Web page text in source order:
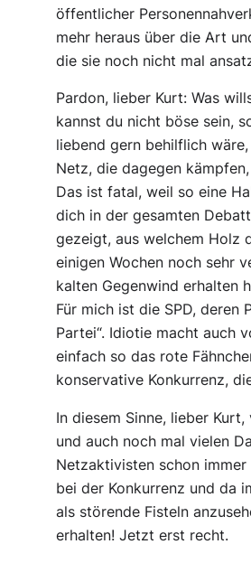
öffentlicher
mehr heraus über die Art
die sie noch nicht mal
Pardon, lieber Kurt: Was
kannst du nicht böse sein,
liebend gern behilflich
Netz, die dagegen
Das ist fatal, weil so eine
dich in der gesamten
gezeigt, aus welchem Holz
einigen Wochen noch sehr
kalten Gegenwind erhalten
Für mich ist die SPD, deren
Partei“. Idiotie macht auch
einfach so das rote
konservative Konkurrenz,
In diesem Sinne, lieber
und auch noch mal vielen
Netzaktivisten schon
bei der Konkurrenz und da
als störende Fisteln
erhalten! Jetzt erst recht.